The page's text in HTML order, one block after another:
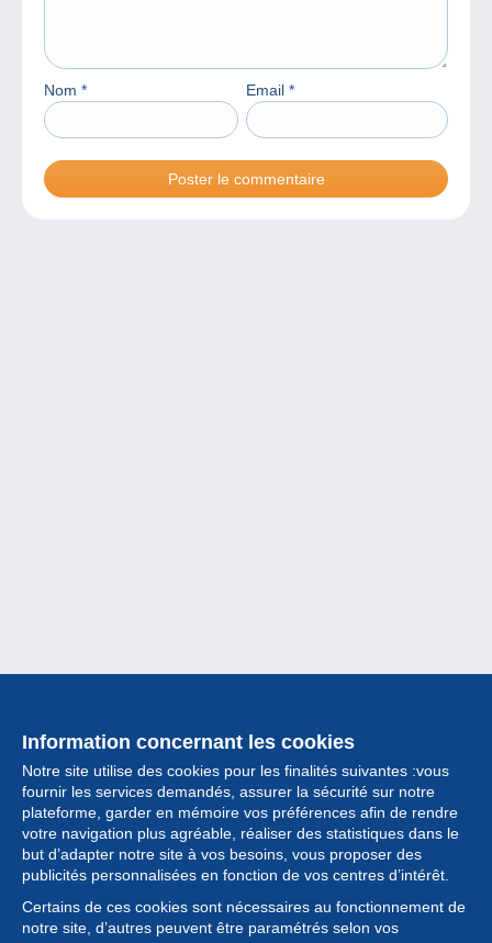
Nom * Email *
Information concernant les cookies
Notre site utilise des cookies pour les finalités suivantes :vous
fournir les services demandés, assurer la sécurité sur notre
plateforme, garder en mémoire vos préférences afin de rendre
votre navigation plus agréable, réaliser des statistiques dans le
but d’adapter notre site à vos besoins, vous proposer des
publicités personnalisées en fonction de vos centres d’intérêt.
Certains de ces cookies sont nécessaires au fonctionnement de
notre site, d’autres peuvent être paramétrés selon vos
Collection
Actualités